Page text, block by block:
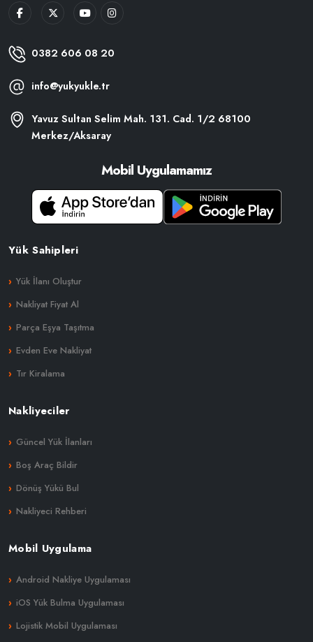
0382 606 08 20
info@yukyukle.tr
Yavuz Sultan Selim Mah. 131. Cad. 1/2 68100
Merkez/Aksaray
Mobil Uygulamamız
Yük Sahipleri
Yük İlanı Oluştur
Nakliyat Fiyat Al
Parça Eşya Taşıtma
Evden Eve Nakliyat
Tır Kiralama
Nakliyeciler
Güncel Yük İlanları
Boş Araç Bildir
Dönüş Yükü Bul
Nakliyeci Rehberi
Mobil Uygulama
Android Nakliye Uygulaması
iOS Yük Bulma Uygulaması
Lojistik Mobil Uygulaması